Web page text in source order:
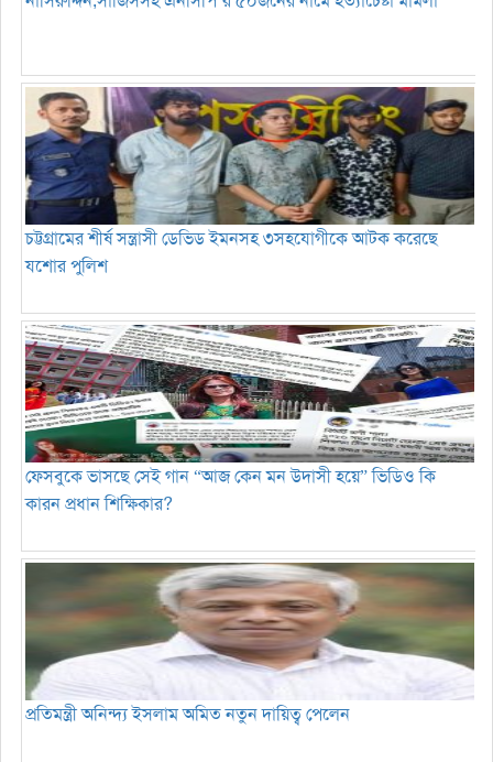
চট্টগ্রামের শীর্ষ সন্ত্রাসী ডেভিড ইমনসহ ৩সহযোগীকে আটক করেছে
যশোর পুলিশ
ফেসবুকে ভাসছে সেই গান “আজ কেন মন উদাসী হয়ে” ভিডিও কি
কারন প্রধান শিক্ষিকার?
প্রতিমন্ত্রী অনিন্দ্য ইসলাম অমিত নতুন দায়িত্ব পেলেন